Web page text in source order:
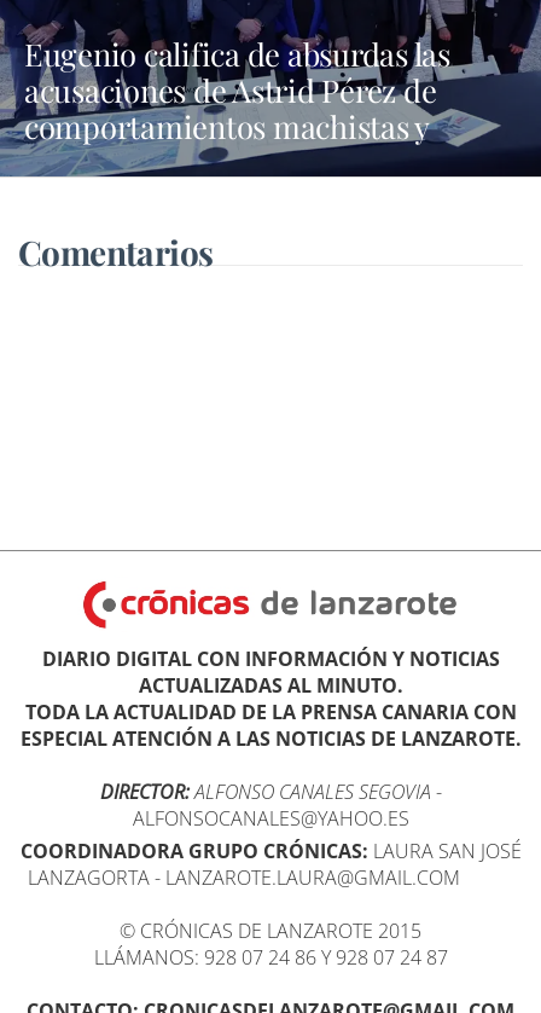
Eugenio califica de absurdas las
acusaciones de Astrid Pérez de
comportamientos machistas y
asegura que busca una presencia en
Comentarios
DIARIO DIGITAL CON INFORMACIÓN Y NOTICIAS
ACTUALIZADAS AL MINUTO.
TODA LA ACTUALIDAD DE LA PRENSA CANARIA CON
ESPECIAL ATENCIÓN A LAS NOTICIAS DE LANZAROTE.
DIRECTOR:ALFONSO CANALES SEGOVIA -
ALFONSOCANALES@YAHOO.ES
COORDINADORA GRUPO CRÓNICAS: LAURA SAN JOSÉ
LANZAGORTA - LANZAROTE.LAURA@GMAIL.COM
© CRÓNICAS DE LANZAROTE 2015
LLÁMANOS: 928 07 24 86 Y 928 07 24 87